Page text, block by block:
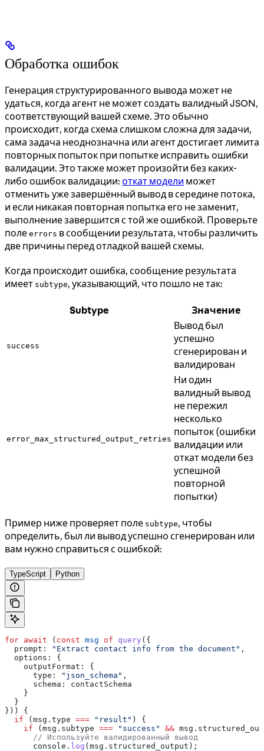
Обработка ошибок
Генерация структурированного вывода может не
удаться, когда агент не может создать валидный JSON,
соответствующий вашей схеме. Это обычно
происходит, когда схема слишком сложна для задачи,
сама задача неоднозначна или агент достигает лимита
повторных попыток при попытке исправить ошибки
валидации. Это также может произойти без каких-
либо ошибок валидации: откат модели может
отменить уже завершённый вывод в середине потока,
и если никакая повторная попытка его не заменит,
выполнение завершится с той же ошибкой. Проверьте
поле errors в сообщении результата, чтобы различить
две причины перед отладкой вашей схемы.
Когда происходит ошибка, сообщение результата
имеет subtype, указывающий, что пошло не так:
Subtype Значение
success
Вывод был
успешно
сгенерирован и
валидирован
error_max_structured_output_retries
Ни один
валидный вывод
не пережил
несколько
попыток (ошибки
валидации или
откат модели без
успешной
повторной
попытки)
Пример ниже проверяет поле subtype, чтобы
определить, был ли вывод успешно сгенерирован или
вам нужно справиться с ошибкой:
TypeScript Python
for await ( const msg of query ({
  prompt:
"Extract contact info from the document" ,
  options:
{
    outputFormat:
{
      type:
"json_schema" ,
      schema:
contactSchema
    }
  }
})) {
  if
(msg . type === "result" ) {
    if
(msg . subtype === "success" && msg .
      // Используйте валидированный вывод
      console
. log (msg . structured_output );